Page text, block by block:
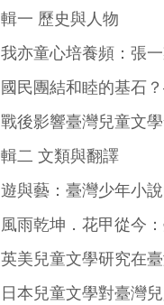
輯一 歷史與人物
我亦童心培養頻：張
國民團結和睦的基石
戰後影響臺灣兒童文
輯二 文類與翻譯
遊與藝：臺灣少年小
風雨乾坤．花甲從今
英美兒童文學研究在
日本兒童文學對臺灣